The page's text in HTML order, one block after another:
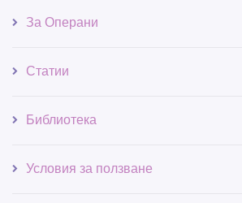
За Операни
Статии
Библиотека
Условия за ползване